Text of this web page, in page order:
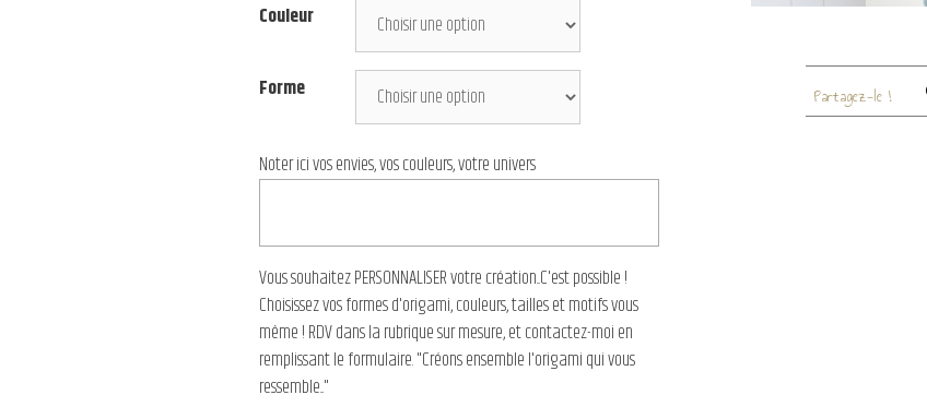
Couleur
Forme
Noter ici vos envies, vos couleurs, votre univers
Vous souhaitez PERSONNALISER votre création...C'est possible !
Choisissez vos formes d'origami, couleurs, tailles et motifs vous
même ! RDV dans la rubrique sur mesure, et contactez-moi en
remplissant le formulaire. "Créons ensemble l'origami qui vous
ressemble..."
Partagez-le !